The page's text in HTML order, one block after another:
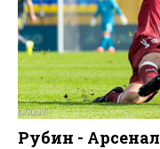
Рубин - Арсенал